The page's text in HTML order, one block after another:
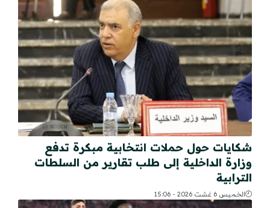
شكايات حول حملات انتخابية مبكرة تدفع
وزارة الداخلية إلى طلب تقارير من السلطات
الترابية
الخميس 6 غشت 2026 - 15:06